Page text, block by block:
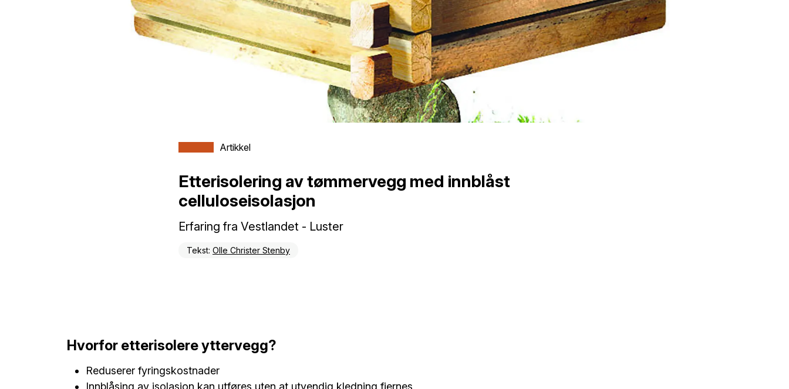
Artikkel
Etterisolering av tømmervegg med innblåst
celluloseisolasjon
Erfaring fra Vestlandet - Luster
Hvorfor etterisolere yttervegg?
Reduserer fyringskostnader
Innblåsing av isolasjon kan utføres uten at utvendig kledning fjernes